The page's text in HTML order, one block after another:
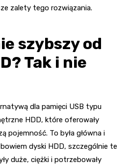
zalety tego rozwiązania.
szybszy od
Tak i nie
dla pamięci USB typu
HDD, które oferowały
pojemność. To była główna i
dyski HDD, szczególnie te
duże, ciężki i potrzebowały